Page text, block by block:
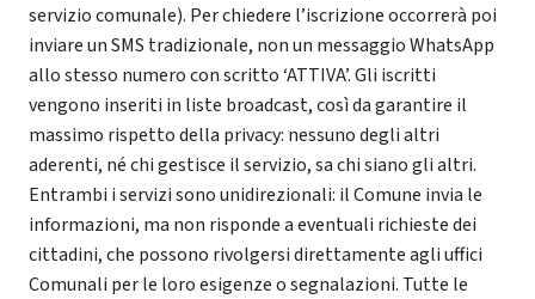
servizio comunale). Per chiedere l’iscrizione occorrerà poi
inviare un SMS tradizionale, non un messaggio WhatsApp
allo stesso numero con scritto ‘ATTIVA’. Gli iscritti
vengono inseriti in liste broadcast, così da garantire il
massimo rispetto della privacy: nessuno degli altri
aderenti, né chi gestisce il servizio, sa chi siano gli altri.
Entrambi i servizi sono unidirezionali: il Comune invia le
informazioni, ma non risponde a eventuali richieste dei
cittadini, che possono rivolgersi direttamente agli uffici
Comunali per le loro esigenze o segnalazioni. Tutte le